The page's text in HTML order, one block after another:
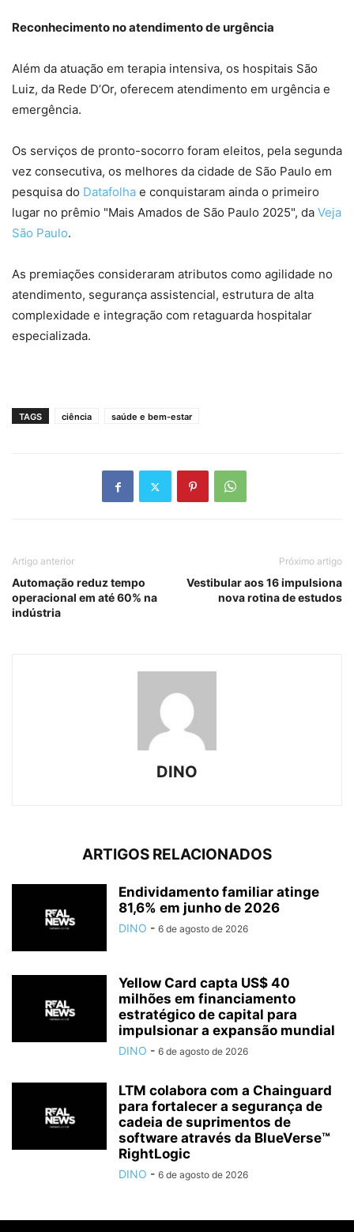
Reconhecimento no atendimento de urgência
Além da atuação em terapia intensiva, os hospitais São
Luiz, da Rede D’Or, oferecem atendimento em urgência e
emergência.
Os serviços de pronto-socorro foram eleitos, pela segunda
vez consecutiva, os melhores da cidade de São Paulo em
pesquisa do Datafolha e conquistaram ainda o primeiro
lugar no prêmio "Mais Amados de São Paulo 2025", da Veja
São Paulo.
As premiações consideraram atributos como agilidade no
atendimento, segurança assistencial, estrutura de alta
complexidade e integração com retaguarda hospitalar
especializada.
TAGS ciência saúde e bem-estar
Artigo anterior
Automação reduz tempo
operacional em até 60% na
indústria
Próximo artigo
Vestibular aos 16 impulsiona
nova rotina de estudos
DINO
ARTIGOS RELACIONADOS
Endividamento familiar atinge
81,6% em junho de 2026
DINO - 6 de agosto de 2026
Yellow Card capta US$ 40
milhões em financiamento
estratégico de capital para
impulsionar a expansão mundial
DINO - 6 de agosto de 2026
LTM colabora com a Chainguard
para fortalecer a segurança de
cadeia de suprimentos de
software através da BlueVerse™
RightLogic
DINO - 6 de agosto de 2026